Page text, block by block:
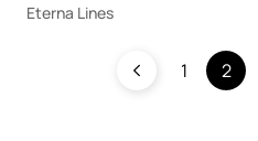
Eterna Lines
1 2